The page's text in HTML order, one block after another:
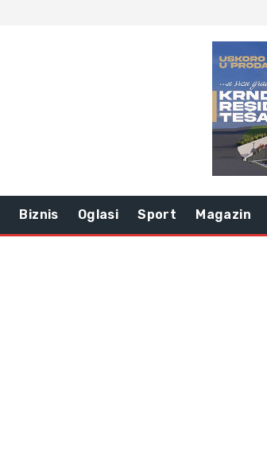
Biznis Oglasi Sport Magazin